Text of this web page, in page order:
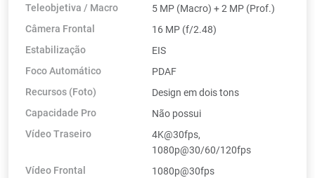
Teleobjetiva / Macro
5 MP (Macro) + 2 MP (Prof.)
Câmera Frontal
16 MP (f/2.48)
Estabilização
EIS
Foco Automático
PDAF
Recursos (Foto)
Design em dois tons
Capacidade Pro
Não possui
Vídeo Traseiro
4K@30fps,
1080p@30/60/120fps
Vídeo Frontal
1080p@30fps